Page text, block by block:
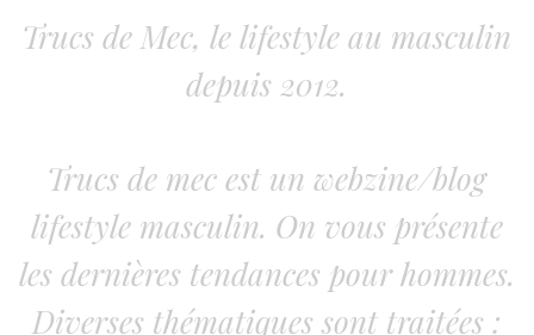
Trucs de Mec, le lifestyle au masculin
depuis 2012.
Trucs de mec est un webzine/blog
lifestyle masculin. On vous présente
les dernières tendances pour hommes.
Diverses thématiques sont traitées :